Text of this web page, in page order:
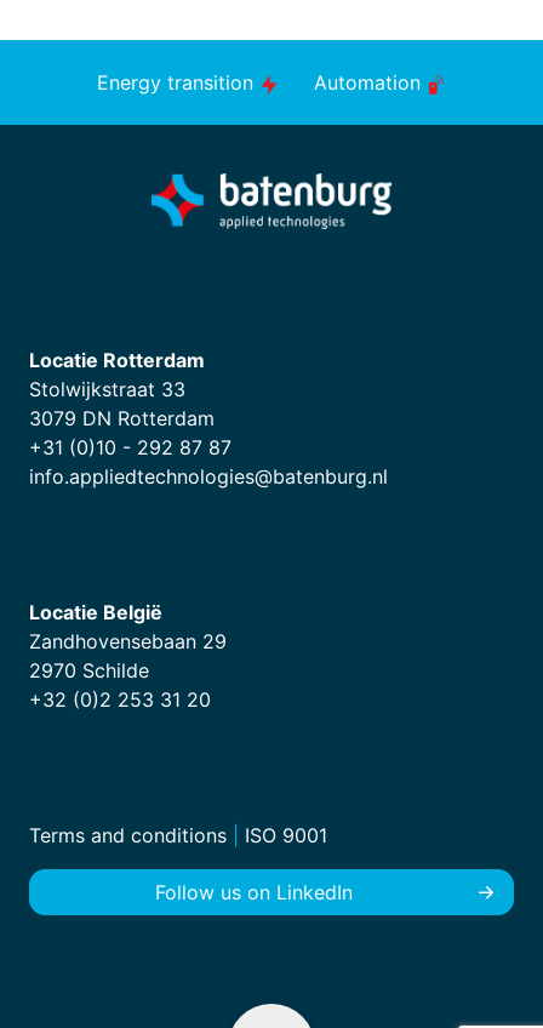
Energy transition Automation
Locatie Rotterdam
Stolwijkstraat 33
3079 DN Rotterdam
+31 (0)10 - 292 87 87
info.appliedtechnologies@batenburg.nl
Locatie België
Zandhovensebaan 29
2970 Schilde
+32 (0)2 253 31 20
Terms and conditions ISO 9001
Follow us on LinkedIn